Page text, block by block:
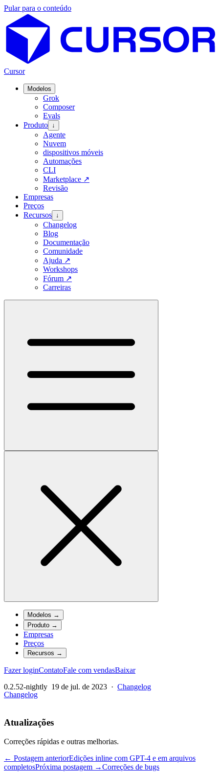
Pular para o conteúdo
Cursor
Modelos
Grok
Composer
Evals
Produto ↓
Agente
Nuvem
dispositivos móveis
Automações
CLI
Marketplace ↗
Revisão
Empresas
Preços
Recursos ↓
Changelog
Blog
Documentação
Comunidade
Ajuda ↗
Workshops
Fórum ↗
Carreiras
Modelos →
Produto →
Empresas
Preços
Recursos →
Fazer loginContatoFale com vendasBaixar
0.2.52-nightly 19 de jul. de 2023 · Changelog
Changelog
Atualizações
Correções rápidas e outras melhorias.
← Postagem anteriorEdições inline com GPT-4 e em arquivos
completosPróxima postagem →Correções de bugs